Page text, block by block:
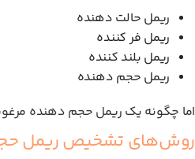
ریمل حالت دهنده
ریمل فر کننده
ریمل بلند کننده
ریمل حجم دهنده
اما چگونه یک ریمل حجم دهنده
روش‌های تشخیص ریمل